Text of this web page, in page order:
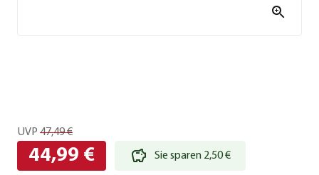
UVP 47,49 €
44,99 € Sie sparen 2,50 €